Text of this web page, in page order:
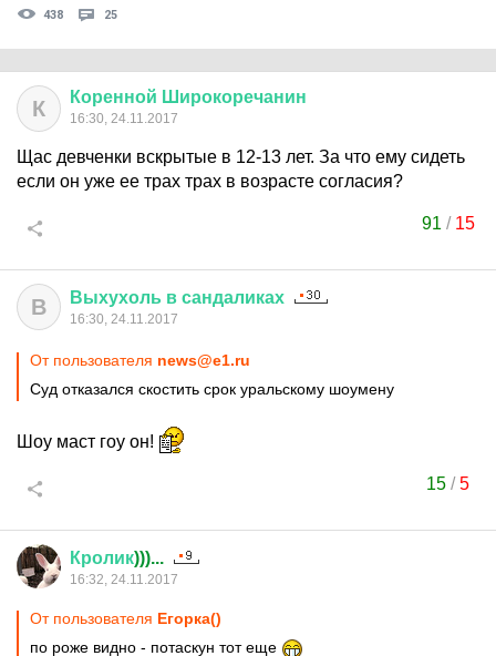
438 25
К Коренной Широкоречанин
16:30, 24.11.2017
Щас девченки вскрытые в 12-13 лет. За что ему сидеть
если он уже ее трах трах в возрасте согласия?
91 / 15
В Выхухоль в сандаликах
16:30, 24.11.2017
От пользователя news@e1.ru
Суд отказался скостить срок уральскому шоумену
Шоу маст гоу он!
15 /5
Кролик)))...
16:32, 24.11.2017
От пользователя Егорка()
по роже видно - потаскун тот еще